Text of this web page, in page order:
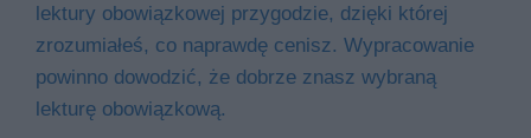
lektury obowiązkowej przygodzie, dzięki której
zrozumiałeś, co naprawdę cenisz. Wypracowanie
powinno dowodzić, że dobrze znasz wybraną
lekturę obowiązkową.